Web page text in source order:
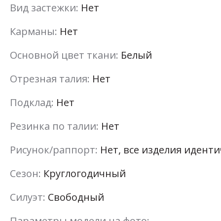
Вид застежки: Нет
Карманы: Нет
Основной цвет ткани: Белый
Отрезная талия: Нет
Подклад: Нет
Резинка по талии: Нет
Рисунок/раппорт: Нет, все изделия
Сезон: Круглогодичный
Силуэт: Свободный